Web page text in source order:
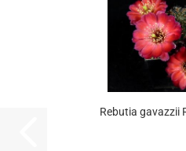
Rebutia gavazzii